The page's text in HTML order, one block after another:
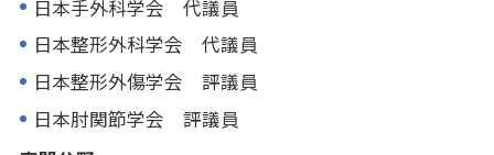
日本手外科学会 代議員
日本整形外科学会 代議員
日本整形外傷学会 評議員
日本肘関節学会 評議員